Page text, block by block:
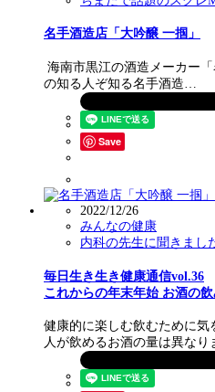
名手酒造店「大吟醸 一掴」
海南市黒江の酒造メーカー
の知る人ぞ知る名手酒造…
Save
2022/12/26
みんなの健康
内科の先生に聞きまし
毎日生き生き健康通信vol.36
これからの年末年始 お酒の
健康的に楽しむ飲むために
人が飲めるお酒の量は異な